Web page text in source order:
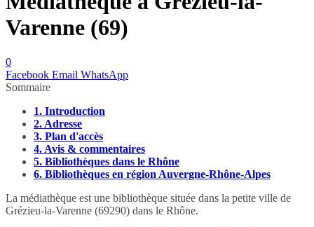
Varenne (69)
0
Facebook Email WhatsApp
Sommaire
1. Introduction
2. Adresse
3. Plan d'accès
4. Avis & commentaires
5. Bibliothèques dans le Rhône
6. Bibliothèques en région Auvergne-Rhône-Alpes
La médiathèque est une bibliothèque située dans la petite ville de
Grézieu-la-Varenne (69290) dans le Rhône.